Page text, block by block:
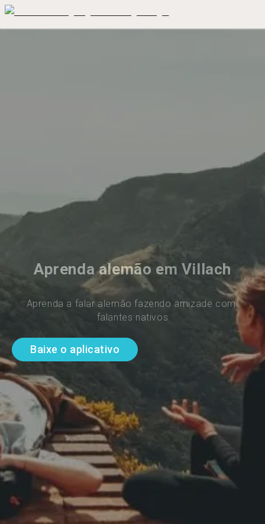
Aprenda alemão em Villach
Aprenda a falar alemão fazendo amizade com
falantes nativos
Baixe o aplicativo